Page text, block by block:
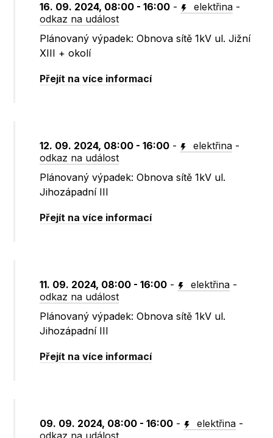
16. 09. 2024, 08:00 - 16:00 - elektřina -
odkaz na událost
Plánovaný výpadek: Obnova sítě 1kV ul. Jižní
XIII + okolí
Přejít na více informací
12. 09. 2024, 08:00 - 16:00 - elektřina -
odkaz na událost
Plánovaný výpadek: Obnova sítě 1kV ul.
Jihozápadní III
Přejít na více informací
11. 09. 2024, 08:00 - 16:00 - elektřina -
odkaz na událost
Plánovaný výpadek: Obnova sítě 1kV ul.
Jihozápadní III
Přejít na více informací
09. 09. 2024, 08:00 - 16:00 - elektřina -
odkaz na událost